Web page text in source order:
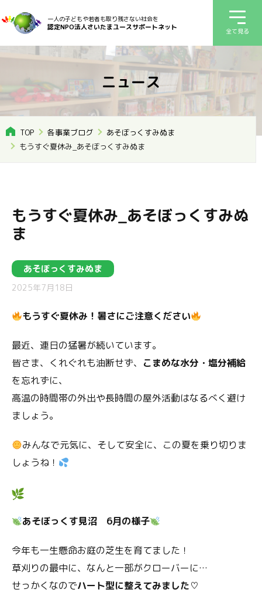
一人の子どもや若者も取り残さない社会を
認定NPO法人さいたまユースサポートネット 全て見る
ニュース
TOP 各事業ブログ
あそぼっくすみぬま
もうすぐ夏休み_あそぼっくすみぬま
もうすぐ夏休み_あそぼっくすみぬ
ま
あそぼっくすみぬま
2025年7月18日
もうすぐ夏休み！暑さにご注意ください
最近、連日の猛暑が続いています。
皆さま、くれぐれも油断せず、 こまめな水分・塩分補給
を忘れずに、
高温の時間帯の外出や長時間の屋外活動はなるべく避け
ましょう。
みんなで元気に、そして安全に、この夏を乗り切りま
しょうね！
あそぼっくす見沼 6月の様子
今年も一生懸命お庭の芝生を育てました！
草刈りの最中に、なんと一部がクローバーに…
せっかくなのでハート型に整えてみました♡